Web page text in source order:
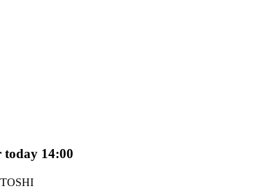
birleştirin
today 14:00
TOSHI